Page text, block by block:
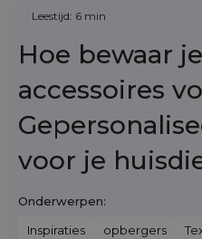
Leestijd: 6 min
Hoe bewaar
accessoires
voor je
Onderwerpen:
Inspiraties opbergers